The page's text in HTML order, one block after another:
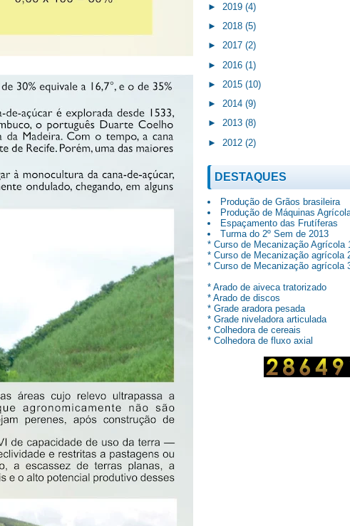
► 2019 (4)
► 2018 (5)
► 2017 (2)
► 2016 (1)
► 2015 (10)
► 2014 (9)
► 2013 (8)
► 2012 (2)
DESTAQUES
Produção de Grãos brasileira
Produção de Máquinas
Espaçamento das Frutíferas
Turma do 2º Sem de 2013
* Curso de Mecanização Agrícola
* Curso de Mecanização agrícola
* Curso de Mecanização agrícola
* Arado de aiveca tratorizado
* Arado de discos
* Grade aradora pesada
* Grade niveladora articulada
* Colhedora de cereais
* Colhedora de fluxo axial